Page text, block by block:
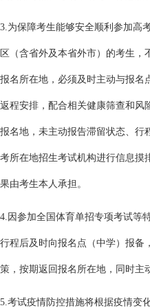
3.为保障考生能够安全顺利参加高
区（含省外及本省外市）的考生，
报名所在地，必须及时主动与报名
返程安排，配合相关健康筛查和风
报名地，未主动报告滞留状态、行
考所在地招生考试机构进行信息摸
果由考生本人承担。
4.因参加全国体育单招专项考试等
行程后及时向报名点（中学）报备
策，按期返回报名所在地，同时主
5.考试疫情防控措施将根据疫情变